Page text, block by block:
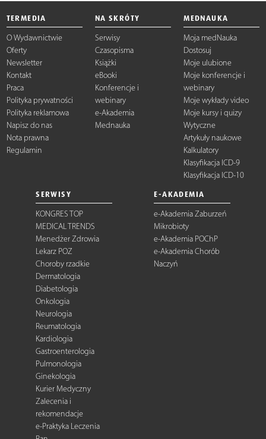
TERMEDIA
O Wydawnictwie
Oferty
Newsletter
Kontakt
Praca
Polityka prywatności
Polityka reklamowa
Napisz do nas
Nota prawna
Regulamin
NA SKRÓTY
Serwisy
Czasopisma
Książki
eBooki
Konferencje i
webinary
e-Akademia
Mednauka
MEDNAUKA
Moja medNauka
Dostosuj
Moje ulubione
Moje konferencje i
webinary
Moje wykłady video
Moje kursy i quizy
Wytyczne
Artykuły naukowe
Kalkulatory
Klasyfikacja ICD-9
Klasyfikacja ICD-10
SERWISY
KONGRES TOP
MEDICAL TRENDS
Menedżer Zdrowia
Lekarz POZ
Choroby rzadkie
Dermatologia
Diabetologia
Onkologia
Neurologia
Reumatologia
Kardiologia
Gastroenterologia
Pulmonologia
Ginekologia
Kurier Medyczny
Zalecenia i
rekomendacje
e-Praktyka Leczenia
E-AKADEMIA
e-Akademia Zaburzeń
Mikrobioty
e-Akademia POChP
e-Akademia Chorób
Naczyń